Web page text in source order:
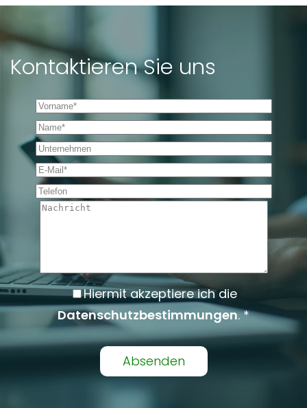
Kontaktieren Sie uns
Vorname *
Name *
Unternehmen
E-Mail *
Telefon
Nachricht
Hiermit akzeptiere ich die
Datenschutzbestimmungen. *